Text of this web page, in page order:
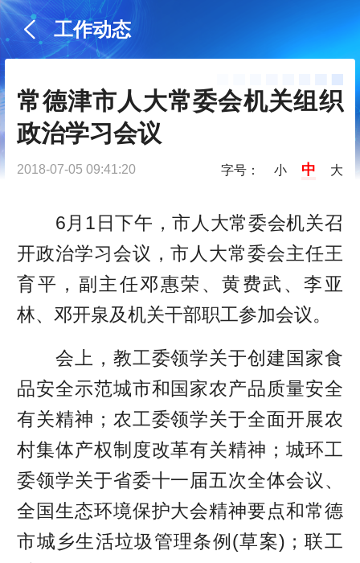
工作动态
常德津市人大常委会机关组织
政治学习会议
2018-07-05 09:41:20 字号： 小 中 大
6月1日下午，市人大常委会机关召
开政治学习会议，市人大常委会主任王
育平，副主任邓惠荣、黄费武、李亚
林、邓开泉及机关干部职工参加会议。
会上，教工委领学关于创建国家食
品安全示范城市和国家农产品质量安全
有关精神；农工委领学关于全面开展农
村集体产权制度改革有关精神；城环工
委领学关于省委十一届五次全体会议、
全国生态环境保护大会精神要点和常德
市城乡生活垃圾管理条例(草案)；联工